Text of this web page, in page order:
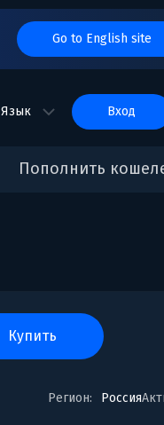
Go to English site
Язык вход
Пополнить
купить
Регион: Россия